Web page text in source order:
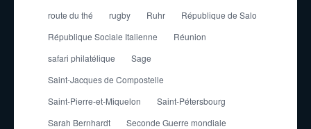
route du thé
rugby Ruhr
République de Salo
République Sociale Italienne
Réunion
safari philatélique
Sage
Saint-Jacques de Compostelle
Saint-Pierre-et-Miquelon
Saint-Pétersbourg
Sarah Bernhardt
Seconde Guerre mondiale